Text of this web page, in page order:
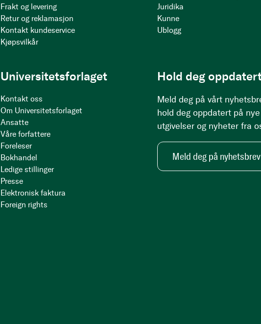
Frakt og levering
Retur og reklamasjon
Kontakt kundeservice
Kjøpsvilkår
Juridika
Kunne
Ublogg
Universitetsforlaget
Kontakt oss
Om Universitetsforlaget
Ansatte
Våre forfattere
Foreleser
Bokhandel
Ledige stillinger
Presse
Elektronisk faktura
Foreign rights
Hold deg
Meld deg på vårt
hold deg oppdatert på nye
utgivelser og nyheter fra
Meld deg på nyhetsbrev